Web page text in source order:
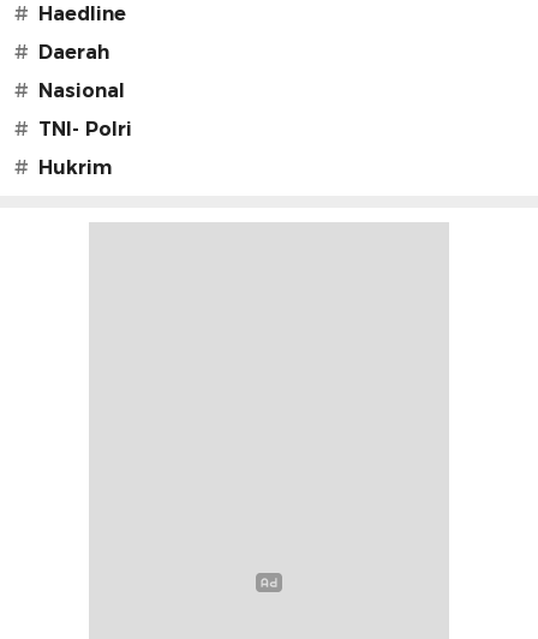
# Haedline
# Daerah
# Nasional
# TNI- Polri
# Hukrim